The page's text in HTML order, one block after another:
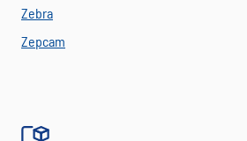
Zebra
Zepcam